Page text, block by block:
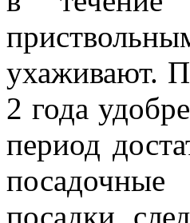
ухаживают.
2 года
период
посадки